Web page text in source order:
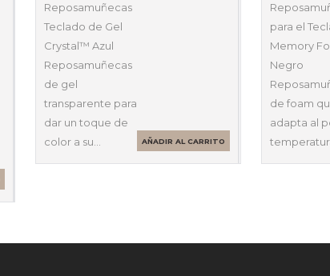
Reposamuñecas
Teclado de Gel
Crystal™ Azul
Reposamuñecas
de gel
transparente para
dar un toque de
color a su…
AÑADIR AL CARRITO
para el
Memory
Negro
de foam
adapta al